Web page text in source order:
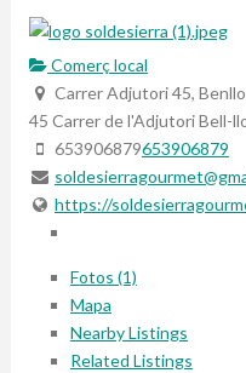
Comerç local
Carrer Adjutori 45,
45 Carrer de l'AdjutoriBell-
653906879653906879
https://
Fotos (1)
Mapa
Nearby Listings
Related Listings